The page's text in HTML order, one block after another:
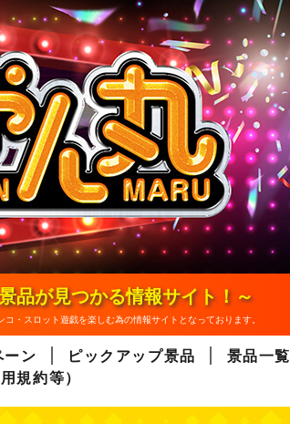
品が見つかる情報サイト！～
・スロット遊戯を楽しむ為の情報サイトとなっております。
ーン ピックアップ景品
景品一覧
規約等）